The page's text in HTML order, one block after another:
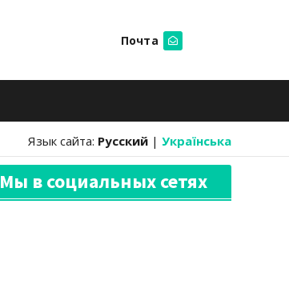
Почта
Язык сайта: Русский | Українська
Мы в социальных сетях